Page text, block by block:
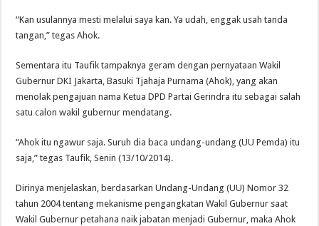
“Kan usulannya mesti melalui saya kan. Ya udah, enggak usah tanda
tangan,” tegas Ahok.
Sementara itu Taufik tampaknya geram dengan pernyataan Wakil
Gubernur DKI Jakarta, Basuki Tjahaja Purnama (Ahok), yang akan
menolak pengajuan nama Ketua DPD Partai Gerindra itu sebagai salah
satu calon wakil gubernur mendatang.
“Ahok itu ngawur saja. Suruh dia baca undang-undang (UU Pemda) itu
saja,” tegas Taufik, Senin (13/10/2014).
Dirinya menjelaskan, berdasarkan Undang-Undang (UU) Nomor 32
tahun 2004 tentang mekanisme pengangkatan Wakil Gubernur saat
Wakil Gubernur petahana naik jabatan menjadi Gubernur, maka Ahok